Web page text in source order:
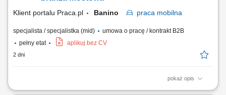
Klient portalu Praca.pl Banino praca mobilna
specjalista / specjalistka (mid)
umowa o pracę / kontrakt B2B
pełny etat
aplikuj bez CV
2 dni
pokaż opis
współpraca z kierownikiem budowy lub kierownikiem robót przy